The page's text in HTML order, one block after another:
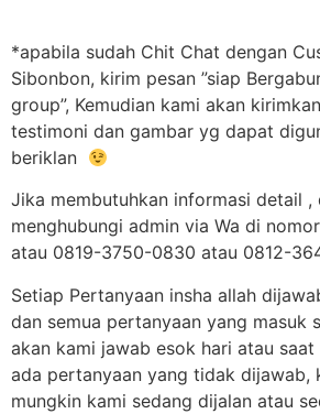
*apabila sudah Chit Chat dengan
Sibonbon, kirim pesan ”siap
group”, Kemudian kami akan
testimoni dan gambar yg dapat
beriklan
Jika membutuhkan informasi detail ,
menghubungi admin via Wa di
atau 0819-3750-0830 atau 0812-
Setiap Pertanyaan insha allah
dan semua pertanyaan yang masuk
akan kami jawab esok hari atau
ada pertanyaan yang tidak dijawab,
mungkin kami sedang dijalan atau